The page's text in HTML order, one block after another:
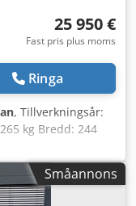
25 950 €
Fast pris plus moms
Ringa
, Tillverkningsår:
kg Bredd: 244
skick: mycket bra
Optiskt
för BobcatSmåannons